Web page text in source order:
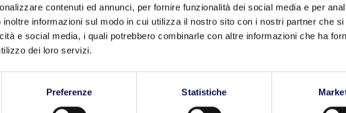
contenuti ed annunci, per fornire funzionalità dei social media e per
informazioni sul modo in cui utilizza il nostro sito con i nostri partner che
e social media, i quali potrebbero combinarle con altre informazioni che ha
dei loro servizi.
Preferenze Statistiche
sempre tutelate al meglio, soprattutto durante il
intoppi. Ecco perchéBLL Trasportioffre ai suoi
ai nostri clienti si è rivelata nel tempo
il vettore, senza dover stipulare una polizza e